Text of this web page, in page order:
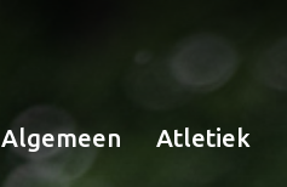
Algemeen Atletiek